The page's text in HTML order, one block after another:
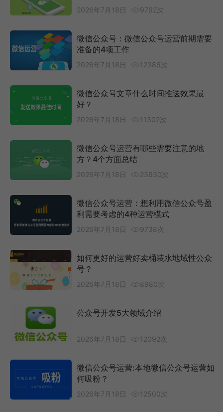
2026年7月18日 9762次
微信公众号：微信公众号运营前期需要
准备的4项工作
2026年7月18日 12386次
微信公众号文章什么时间推送效果最
好？
2026年7月18日 11302次
微信公众号运营有哪些需要注意的地
方？4个方面总结
2026年7月18日 23630次
微信公众号运营：想利用微信公众号盈
利需要考虑的4种运营模式
2026年7月18日 9738次
如何更好的运营好卖桶装水地域性公众
号？
2026年7月18日 8980次
公众号开发5大领域介绍
2026年7月18日 12092次
微信公众号运营:本地微信公众号运营如
何吸粉？
2026年7月18日 12500次